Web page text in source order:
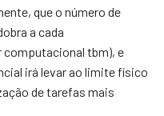
que o número de
a cada
computacional tbm), e
irá levar ao limite físico
de tarefas mais